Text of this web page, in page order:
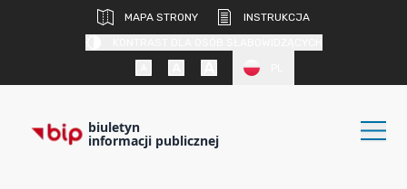
MAPA STRONY
INSTRUKCJA
biuletyn
informacji publicznej